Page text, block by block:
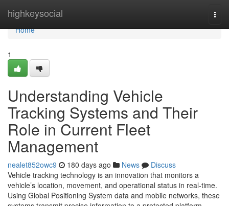
highkeysocial
Home
Home
1
Understanding Vehicle
Tracking Systems and Their
Role in Current Fleet
Management
nealet852owc9 180 days ago News
Discuss
Vehicle tracking technology is an innovation that monitors a
vehicle’s location, movement, and operational status in real-time.
Using Global Positioning System data and mobile networks, these